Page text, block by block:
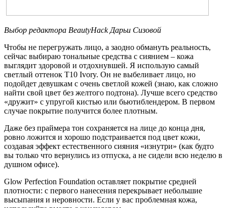
Выбор редактора BeautyHack Дарьи Сизовой
Чтобы не перегружать лицо, а заодно обмануть реальность,
сейчас выбираю тональные средства с сиянием – кожа
выглядит здоровой и отдохнувшей. Я использую самый
светлый оттенок T10 Ivory. Он не выбеливает лицо, но
подойдет девушкам с очень светлой кожей (знаю, как сложно
найти свой цвет без желтого подтона). Лучше всего средство
«дружит» с упругой кистью или бьютиблендером. В первом
случае покрытие получится более плотным.
Даже без праймера тон сохраняется на лице до конца дня,
ровно ложится и хорошо подстраивается под цвет кожи,
создавая эффект естественного сияния «изнутри» (как будто
вы только что вернулись из отпуска, а не сидели всю неделю в
душном офисе).
Glow Perfection Foundation оставляет покрытие средней
плотности: с первого нанесения перекрывает небольшие
высыпания и неровности. Если у вас проблемная кожа,